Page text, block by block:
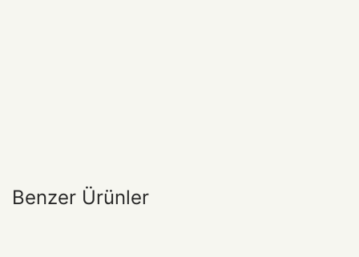
Benzer Ürünler